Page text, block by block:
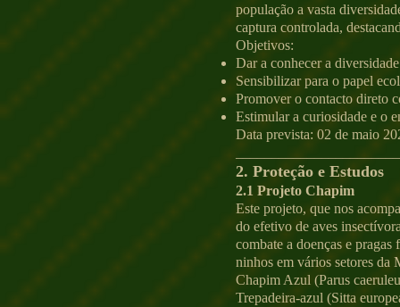
população a vasta
captura controlada,
Objetivos:
Dar a conhecer a
Sensibilizar para o papel
Promover o contacto direto
Estimular a curiosidade e o
Data prevista: 02 de maio
2. Proteção e Estudos
2.1 Projeto Chapim
Este projeto, que nos
do efetivo de aves
combate a doenças e
ninhos em vários setores da
Chapim Azul (Parus
Trepadeira-azul (Sitta